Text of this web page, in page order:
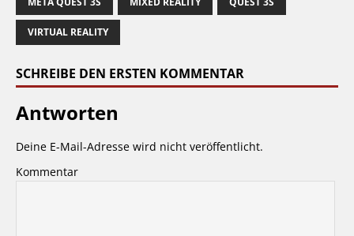
VIRTUAL REALITY
SCHREIBE DEN ERSTEN KOMMENTAR
Antworten
Deine E-Mail-Adresse wird nicht veröffentlicht.
Kommentar